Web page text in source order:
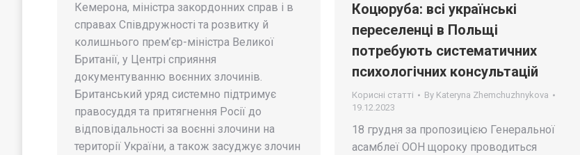
Кемерона, міністра закордонних справ і в
справах Співдружності та розвитку й
колишнього прем’єр-міністра Великої
Британії, у Центрі сприяння
документуванню воєнних злочинів.
Британський уряд системно підтримує
правосуддя та притягнення Росії до
відповідальності за воєнні злочини на
території України, а також засуджує злочин
Коцюруба: всі українські
переселенці в Польщі
потребують систематичних
психологічних консультацій
Корисні статті By Kateryna Zhemchuzhnykova
19.12.2023
18 грудня за пропозицією Генеральної
асамблеї ООН щороку проводиться